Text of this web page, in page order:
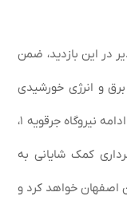
ضمن
خورشیدی
غدیر، با برشمردن آثار و برکات این نیروگاه در ادامه نیروگاه جرقویه ۱،
کمک شایانی به
کرد و